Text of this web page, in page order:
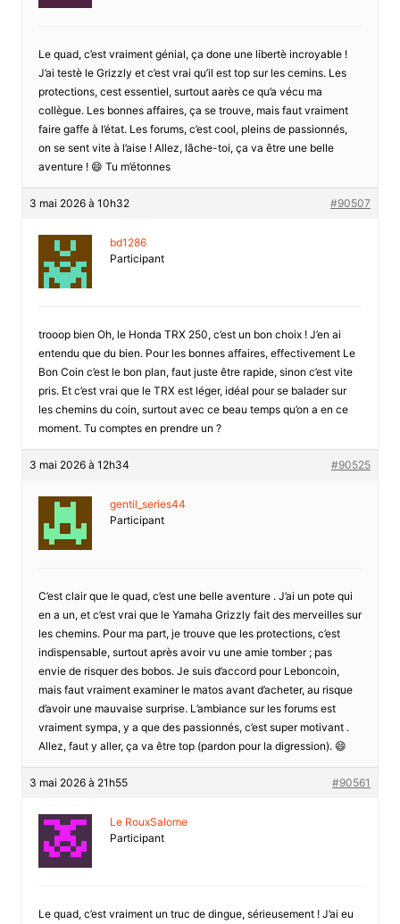
Le quad, c’est vraiment génial, ça done une libertè incroyable !
J’ai testè le Grizzly et c’est vrai qu’il est top sur les cemins. Les
protections, cest essentiel, surtout aarès ce qu’a vécu ma
collègue. Les bonnes affaires, ça se trouve, mais faut vraiment
faire gaffe à l’état. Les forums, c’est cool, pleins de passionnés,
on se sent vite à l’aise ! Allez, lâche-toi, ça va être une belle
aventure ! 😄 Tu m’étonnes
3 mai 2026 à 10h32 #90507
bd1286
Participant
trooop bien Oh, le Honda TRX 250, c’est un bon choix ! J’en ai
entendu que du bien. Pour les bonnes affaires, effectivement Le
Bon Coin c’est le bon plan, faut juste être rapide, sinon c’est vite
pris. Et c’est vrai que le TRX est léger, idéal pour se balader sur
les chemins du coin, surtout avec ce beau temps qu’on a en ce
moment. Tu comptes en prendre un ?
3 mai 2026 à 12h34 #90525
gentil_series44
Participant
C’est clair que le quad, c’est une belle aventure . J’ai un pote qui
en a un, et c’est vrai que le Yamaha Grizzly fait des merveilles sur
les chemins. Pour ma part, je trouve que les protections, c’est
indispensable, surtout après avoir vu une amie tomber ; pas
envie de risquer des bobos. Je suis d’accord pour Leboncoin,
mais faut vraiment examiner le matos avant d’acheter, au risque
d’avoir une mauvaise surprise. L’ambiance sur les forums est
vraiment sympa, y a que des passionnés, c’est super motivant .
Allez, faut y aller, ça va être top (pardon pour la digression). 😄
3 mai 2026 à 21h55 #90561
Le RouxSalome
Participant
Le quad, c’est vraiment un truc de dingue, sérieusement ! J’ai eu